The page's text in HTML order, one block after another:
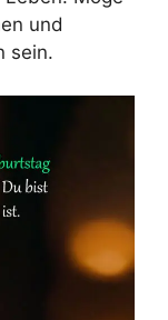
und
sein.